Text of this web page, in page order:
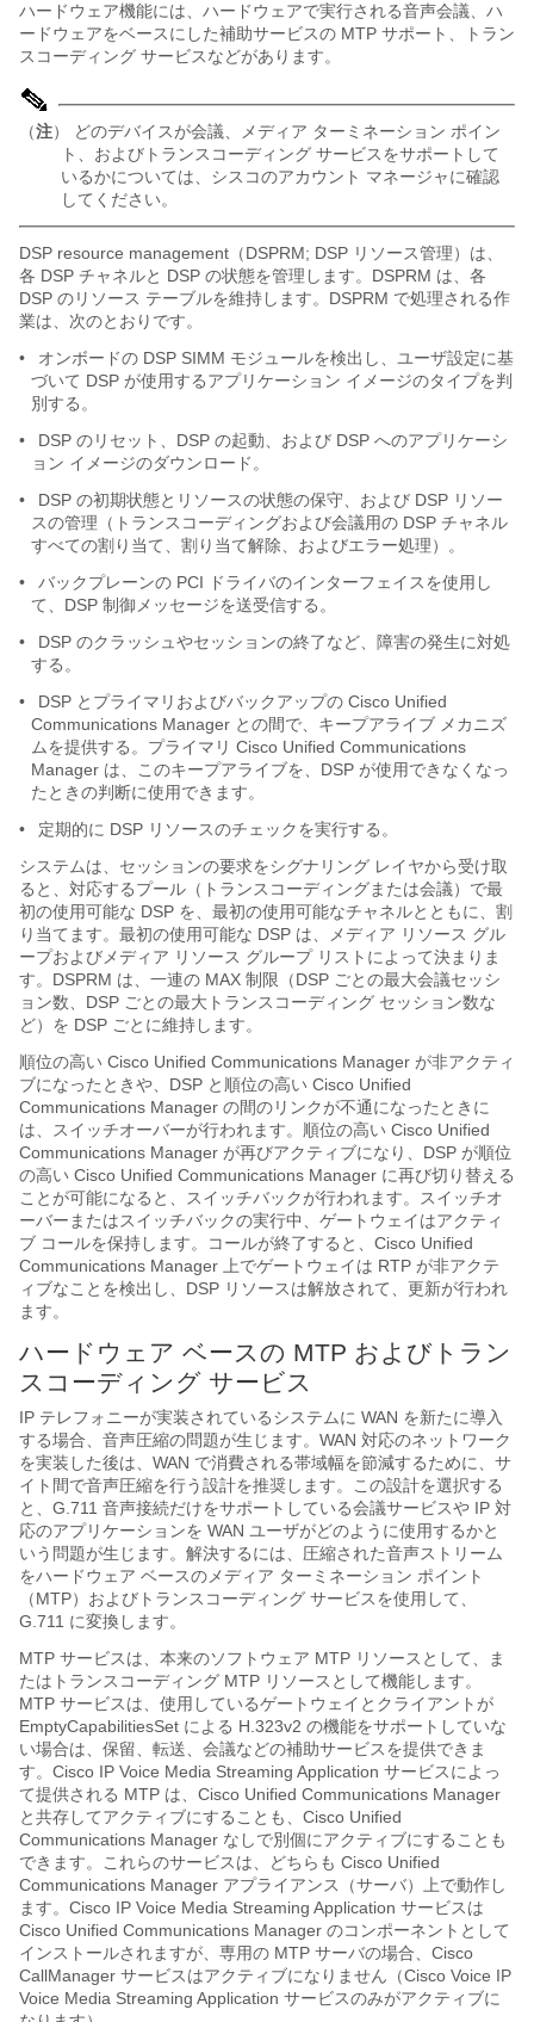
ハードウェア機能には、ハードウェアで実行される音声会議、ハ
ードウェアをベースにした補助サービスの MTP サポート、トラン
スコーディング サービスなどがあります。
（注） どのデバイスが会議、メディア ターミネーション ポイン
ト、およびトランスコーディング サービスをサポートして
いるかについては、シスコのアカウント マネージャに確認
してください。
DSP resource management（DSPRM; DSP リソース管理）は、
各 DSP チャネルと DSP の状態を管理します。DSPRM は、各
DSP のリソース テーブルを維持します。DSPRM で処理される作
業は、次のとおりです。
•
オンボードの DSP SIMM モジュールを検出し、ユーザ設定に基
づいて DSP が使用するアプリケーション イメージのタイプを判
別する。
•
DSP のリセット、DSP の起動、および DSP へのアプリケーシ
ョン イメージのダウンロード。
•
DSP の初期状態とリソースの状態の保守、および DSP リソー
スの管理（トランスコーディングおよび会議用の DSP チャネル
すべての割り当て、割り当て解除、およびエラー処理）。
•
バックプレーンの PCI ドライバのインターフェイスを使用し
て、DSP 制御メッセージを送受信する。
•
DSP のクラッシュやセッションの終了など、障害の発生に対処
する。
•
DSP とプライマリおよびバックアップの Cisco Unified
Communications Manager との間で、キープアライブ メカニズ
ムを提供する。プライマリ Cisco Unified Communications
Manager は、このキープアライブを、DSP が使用できなくなっ
たときの判断に使用できます。
•
定期的に DSP リソースのチェックを実行する。
システムは、セッションの要求をシグナリング レイヤから受け取
ると、対応するプール（トランスコーディングまたは会議）で最
初の使用可能な DSP を、最初の使用可能なチャネルとともに、割
り当てます。最初の使用可能な DSP は、メディア リソース グル
ープおよびメディア リソース グループ リストによって決まりま
す。DSPRM は、一連の MAX 制限（DSP ごとの最大会議セッシ
ョン数、DSP ごとの最大トランスコーディング セッション数な
ど）を DSP ごとに維持します。
順位の高い Cisco Unified Communications Manager が非アクティ
ブになったときや、DSP と順位の高い Cisco Unified
Communications Manager の間のリンクが不通になったときに
は、スイッチオーバーが行われます。順位の高い Cisco Unified
Communications Manager が再びアクティブになり、DSP が順位
の高い Cisco Unified Communications Manager に再び切り替える
ことが可能になると、スイッチバックが行われます。スイッチオ
ーバーまたはスイッチバックの実行中、ゲートウェイはアクティ
ブ コールを保持します。コールが終了すると、Cisco Unified
Communications Manager 上でゲートウェイは RTP が非アクテ
ィブなことを検出し、DSP リソースは解放されて、更新が行われ
ます。
ハードウェア ベースの MTP およびトラン
スコーディング サービス
IP テレフォニーが実装されているシステムに WAN を新たに導入
する場合、音声圧縮の問題が生じます。WAN 対応のネットワーク
を実装した後は、WAN で消費される帯域幅を節減するために、サ
イト間で音声圧縮を行う設計を推奨します。この設計を選択する
と、G.711 音声接続だけをサポートしている会議サービスや IP 対
応のアプリケーションを WAN ユーザがどのように使用するかと
いう問題が生じます。解決するには、圧縮された音声ストリーム
をハードウェア ベースのメディア ターミネーション ポイント
（MTP）およびトランスコーディング サービスを使用して、
G.711 に変換します。
MTP サービスは、本来のソフトウェア MTP リソースとして、ま
たはトランスコーディング MTP リソースとして機能します。
MTP サービスは、使用しているゲートウェイとクライアントが
EmptyCapabilitiesSet による H.323v2 の機能をサポートしていな
い場合は、保留、転送、会議などの補助サービスを提供できま
す。Cisco IP Voice Media Streaming Application サービスによっ
て提供される MTP は、Cisco Unified Communications Manager
と共存してアクティブにすることも、Cisco Unified
Communications Manager なしで別個にアクティブにすることも
できます。これらのサービスは、どちらも Cisco Unified
Communications Manager アプライアンス（サーバ）上で動作し
ます。Cisco IP Voice Media Streaming Application サービスは
Cisco Unified Communications Manager のコンポーネントとして
インストールされますが、専用の MTP サーバの場合、Cisco
CallManager サービスはアクティブになりません（Cisco Voice IP
Voice Media Streaming Application サービスのみがアクティブに